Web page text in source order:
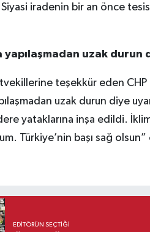
iradenin bir an önce
yapılaşmadan uzak durun
teşekkür eden CHP
uzak durun diye
yataklarına inşa edildi.
Türkiye’nin başı sağ olsun”
EDITÖRÜN SEÇTIĞI